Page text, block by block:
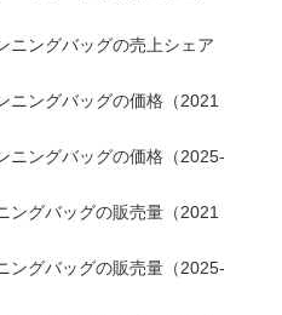
ニングバッグの売上シェア
ニングバッグの価格（2021
ニングバッグの価格（2025-
ングバッグの販売量（2021
ングバッグの販売量（2025-